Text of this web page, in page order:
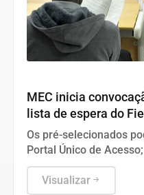
MEC inicia
lista de espera do
Os pré-selecionados
Portal Único de
estudantes segue
Visualizar